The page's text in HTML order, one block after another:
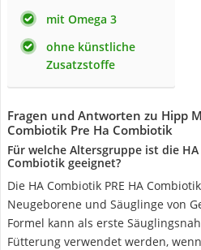
mit Omega 3
ohne künstliche
Zusatzstoffe
Fragen und Antworten zu Hipp
Combiotik Pre Ha Combiotik
Für welche Altersgruppe ist die
Combiotik geeignet?
Die HA Combiotik PRE HA
Neugeborene und Säuglinge von
Formel kann als erste
Fütterung verwendet werden,